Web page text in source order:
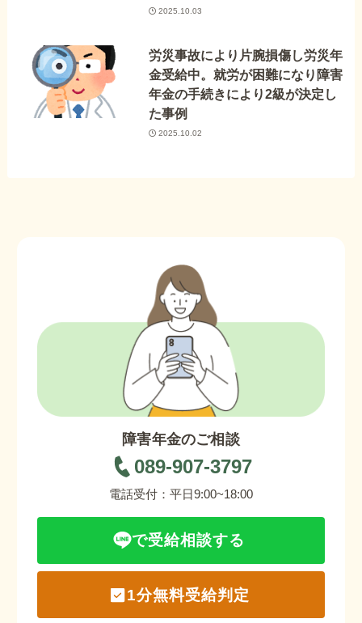
2025.10.03
労災事故により片腕損傷し労災年
金受給中。就労が困難になり障害
年金の手続きにより2級が決定し
た事例
2025.10.02
障害年金のご相談
089-907-3797
電話受付：平日9:00~18:00
で受給相談する
1分無料受給判定